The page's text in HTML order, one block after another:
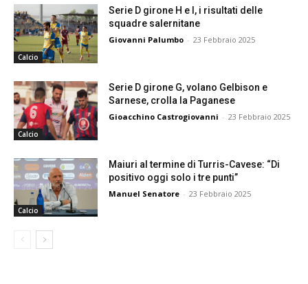
Calcio
Serie D girone H e I, i risultati delle
squadre salernitane
Giovanni Palumbo - 23 Febbraio 2025
Calcio
Serie D girone G, volano Gelbison e
Sarnese, crolla la Paganese
Gioacchino Castrogiovanni - 23 Febbraio 2025
Calcio
Maiuri al termine di Turris-Cavese: “Di
positivo oggi solo i tre punti”
Manuel Senatore - 23 Febbraio 2025